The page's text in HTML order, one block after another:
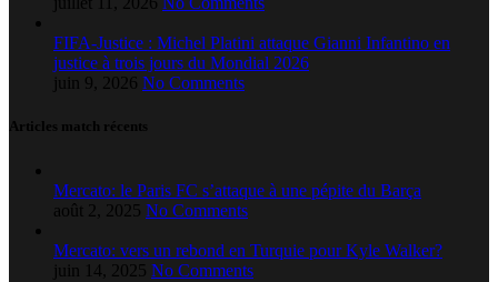
FIFA-Justice : Michel Platini attaque Gianni Infantino en
justice à trois jours du Mondial 2026
juin 9, 2026 No Comments
Articles match récents
Mercato: le Paris FC s’attaque à une pépite du Barça
août 2, 2025 No Comments
Mercato: vers un rebond en Turquie pour Kyle Walker?
juin 14, 2025 No Comments